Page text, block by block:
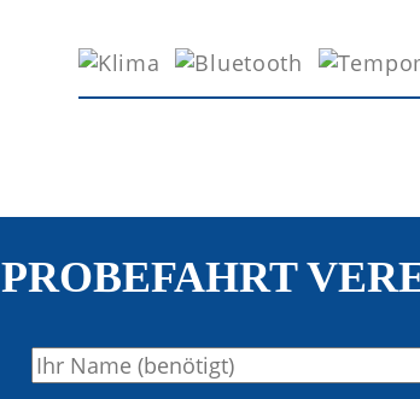
PROBEFAHRT